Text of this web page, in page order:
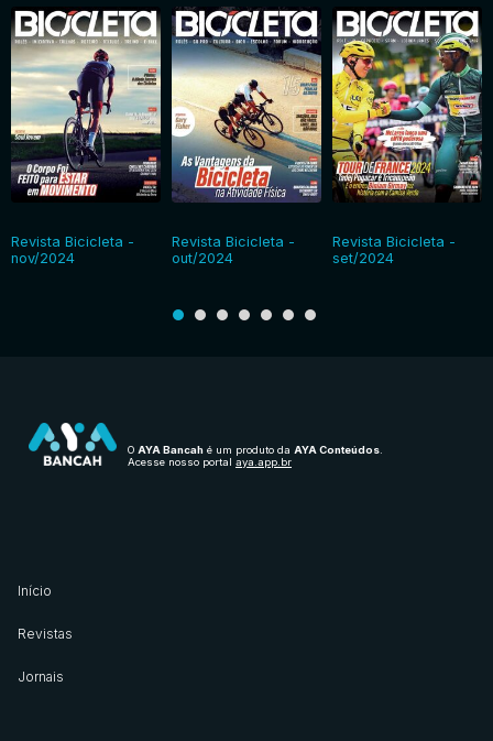
Revista Bicicleta -
nov/2024
Revista Bicicleta -
out/2024
Revista Bicicleta -
set/2024
O AYA Bancah é um produto da AYA Conteúdos.
Acesse nosso portal aya.app.br
Início
Revistas
Jornais